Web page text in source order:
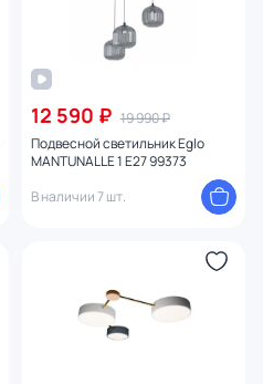
12 590 ₽ 19 990 ₽
Подвесной светильник Eglo
MANTUNALLE 1 E27 99373
В наличии 7 шт.